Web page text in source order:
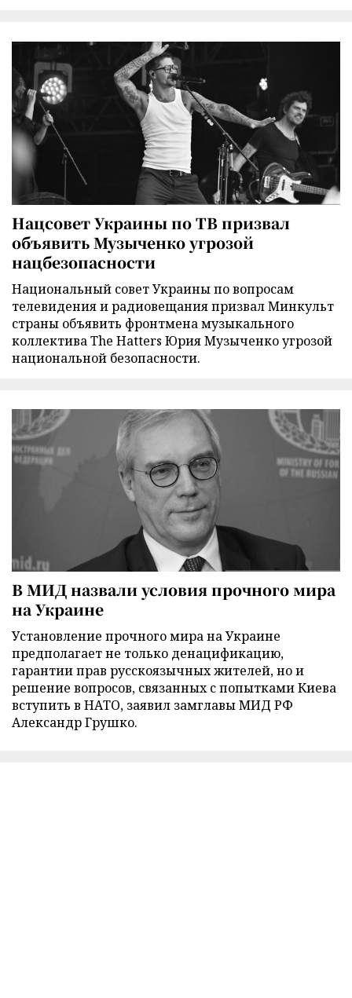
Нацсовет Украины по ТВ призвал
объявить Музыченко угрозой
нацбезопасности
Национальный совет Украины по вопросам
телевидения и радиовещания призвал Минкульт
страны объявить фронтмена музыкального
коллектива The Hatters Юрия Музыченко угрозой
национальной безопасности.
В МИД назвали условия прочного мира
на Украине
Установление прочного мира на Украине
предполагает не только денацификацию,
гарантии прав русскоязычных жителей, но и
решение вопросов, связанных с попытками Киева
вступить в НАТО, заявил замглавы МИД РФ
Александр Грушко.